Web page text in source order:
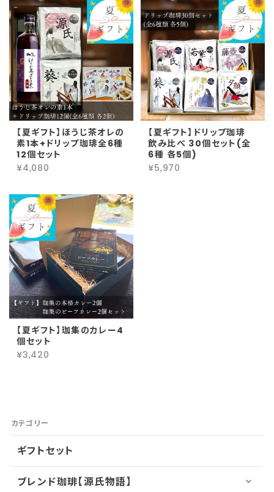
【夏ギフト】ほうじ茶オレの
素1本+ドリップ珈琲全6種
12個セット
¥4,080
【夏ギフト】ドリップ珈琲
飲み比べ 30個セット(全
6種 各5個)
¥5,970
【夏ギフト】珈集のカレー4
個セット
¥3,420
カテゴリー
ギフトセット
ブレンド珈琲【源氏物語】